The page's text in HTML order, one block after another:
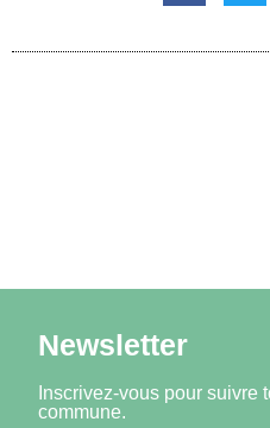
Newsletter
Inscrivez-vous pour suivre
commune.